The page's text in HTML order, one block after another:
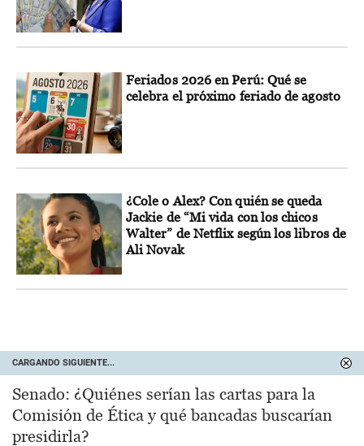
Feriados 2026 en Perú: Qué se
celebra el próximo feriado de agosto
¿Cole o Alex? Con quién se queda
Jackie de “Mi vida con los chicos
Walter” de Netflix según los libros de
Ali Novak
CARGANDO SIGUIENTE...
Senado: ¿Quiénes serían las cartas para la
Comisión de Ética y qué bancadas buscarían
presidirla?